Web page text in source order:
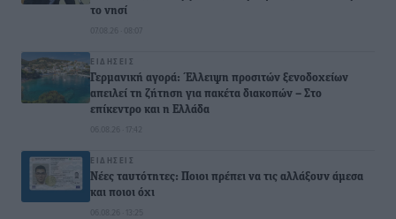
το νησί
07.08.26 · 08:07
ΕΙΔΉΣΕΙΣ
Γερμανική αγορά: Έλλειψη προσιτών ξενοδοχείων
απειλεί τη ζήτηση για πακέτα διακοπών – Στο
επίκεντρο και η Ελλάδα
06.08.26 · 17:42
ΕΙΔΉΣΕΙΣ
Νέες ταυτότητες: Ποιοι πρέπει να τις αλλάξουν άμεσα
και ποιοι όχι
06.08.26 · 13:25